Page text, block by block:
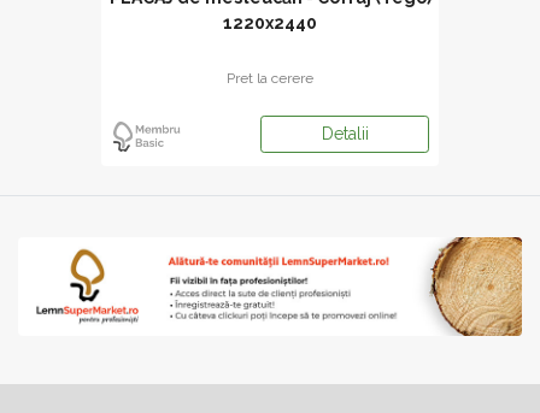
1220x2440
Pret la cerere
Detalii